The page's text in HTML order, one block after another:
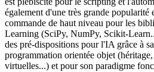
également d'une très grande popularité
commande de haut niveau pour les
Learning (SciPy, NumPy, Scikit-
des pré-dispositions pour l'IA grâce à
programmation orientée objet
virtuelles...) et pour son paradigme